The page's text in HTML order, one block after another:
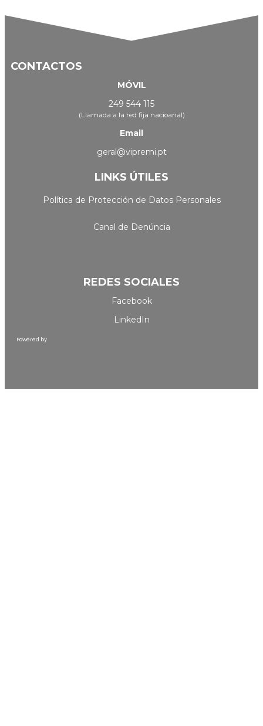
CONTACTOS
MÓVIL
249 544 115
(Llamada a la red fija nacioanal)
Email
geral@vipremi.pt
LINKS ÚTILES
Política de Protección de Datos Personales
Canal de Denúncia
REDES SOCIALES
Facebook
LinkedIn
Powered by